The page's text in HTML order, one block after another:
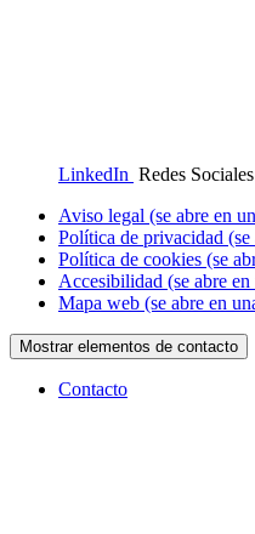
LinkedIn Redes Sociales
Aviso legal (se abre en
Política de privacidad (se
Política de cookies (se
Accesibilidad (se abre
Mapa web (se abre en
Mostrar elementos de contacto
Contacto